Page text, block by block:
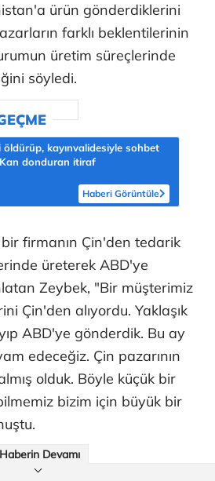
ürün gönderdiklerini
farklı beklentilerinin
üretim süreçlerinde
söyledi.
öldürüp, kayınvalidesiyle sohbet
donduran itiraf
Haberi Görüntüle
firmanın Çin'den tedarik
üreterek ABD'ye
Zeybek, "Bir müşterimiz
Çin'den alıyordu. Yaklaşık
ABD'ye gönderdik. Bu ay
edeceğiz. Çin pazarının
olduk. Böyle küçük bir
bizim için büyük bir
Haberin Devamı